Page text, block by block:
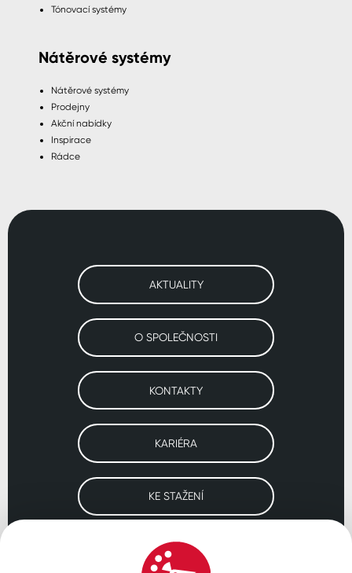
Tónovací systémy
Nátěrové systémy
Nátěrové systémy
Prodejny
Akční nabídky
Inspirace
Rádce
AKTUALITY
O SPOLEČNOSTI
KONTAKTY
KARIÉRA
KE STAŽENÍ
Navštivte naše pobočky